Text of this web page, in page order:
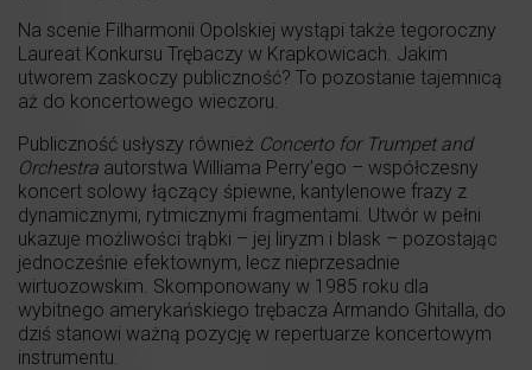
Na scenie Filharmonii Opolskiej wystąpi także tegoroczny
Laureat Konkursu Trębaczy w Krapkowicach. Jakim
utworem zaskoczy publiczność? To pozostanie tajemnicą
aż do koncertowego wieczoru.
Publiczność usłyszy również Concerto for Trumpet and
Orchestra autorstwa Williama Perry’ego – współczesny
koncert solowy łączący śpiewne, kantylenowe frazy z
dynamicznymi, rytmicznymi fragmentami. Utwór w pełni
ukazuje możliwości trąbki – jej liryzm i blask – pozostając
jednocześnie efektownym, lecz nieprzesadnie
wirtuozowskim. Skomponowany w 1985 roku dla
wybitnego amerykańskiego trębacza Armando Ghitalla, do
dziś stanowi ważną pozycję w repertuarze koncertowym
instrumentu.